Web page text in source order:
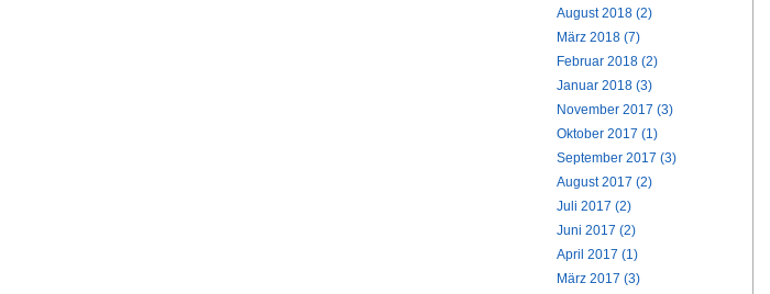
August 2018 (2)
März 2018 (7)
Februar 2018 (2)
Januar 2018 (3)
November 2017 (3)
Oktober 2017 (1)
September 2017 (3)
August 2017 (2)
Juli 2017 (2)
Juni 2017 (2)
April 2017 (1)
März 2017 (3)